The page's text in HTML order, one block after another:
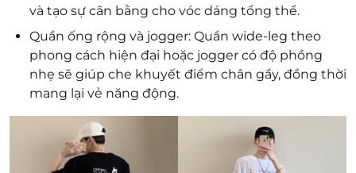
và tạo sự cân bằng cho vóc dáng tổng thể.
Quần ống rộng và jogger: Quần wide-leg theo
phong cách hiện đại hoặc jogger có độ phồng
nhẹ sẽ giúp che khuyết điểm chân gầy, đồng thời
mang lại vẻ năng động.